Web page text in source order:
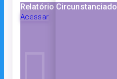
Relatório Circunstanciado
Acessar